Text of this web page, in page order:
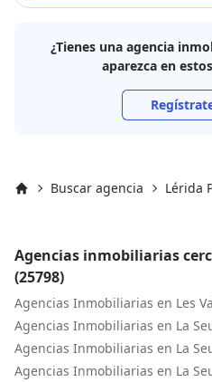
¿Tienes una agencia
aparezca en
Buscar agencia Lérida
Agencias inmobiliarias
(25798)
Agencias Inmobiliarias en Les
Agencias Inmobiliarias en La
Agencias Inmobiliarias en La
Agencias Inmobiliarias en La